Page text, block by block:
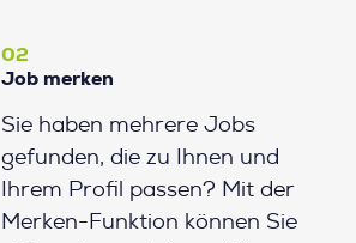
02
Job merken
Sie haben mehrere Jobs
gefunden, die zu Ihnen und
Ihrem Profil passen? Mit der
Merken-Funktion können Sie